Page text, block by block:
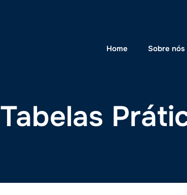
Home Sobre nós
Tabelas